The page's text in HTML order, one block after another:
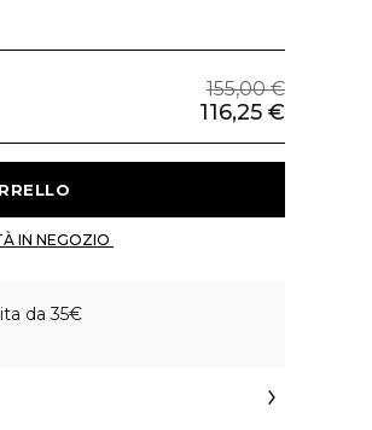
155,00 €
116,25 €
da 35€